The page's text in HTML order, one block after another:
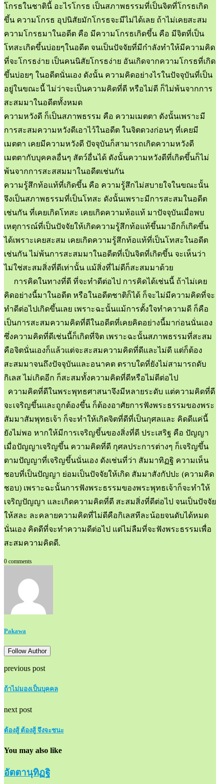
โกรธในชาตินี้ อะไรโกรธ เป็นสภาพธรรมที่เป็นจิตที่โกรธเกิด
ขึ้น ความโกรธ อุปนิสัยมักโกรธจะมีไม่ได้เลย ถ้าไม่เคยสะสม
ความโกรธมาในอดีต คือ มีความโกรธเกิดขึ้น คือ มีจิตที่เป็น
โทสะเกิดขึ้นบ่อยๆในอดีต จนเป็นปัจจัยที่มีกำลังทำให้มีความคิด
ที่จะโกรธง่าย เป็นคนนิสัยโกรธง่าย อันเกิดจากความโกรธที่เกิด
ขึ้นบ่อยๆ ในอดีตนั่นเอง ดังนั้น ความคิดอย่างไรในปัจจุบันที่เป็น
อยู่ในขณะนี้ ไม่ว่าจะเป็นความคิดที่ดี หรือไม่ดี ก็ไม่พ้นจากการ
สะสมมาในอดีตทั้งหมด
ความหวังดี ก็เป็นสภาพธรรม คือ ความเมตตา ดังนั้นเพราะมี
การสะสมความหวังดีเอาไว้ในอดีต ในจิตดวงก่อนๆ ที่เคยมี
เมตตา เคยมีความหวังดี ปัจจุบันก็สามารถเกิดความหวังดี
เมตตากับบุคคลอื่นๆ สัตว์อื่นได้ ดังนั้นความหวังดีที่เกิดขึ้นก็ไม่
พ้นจากการสะสสมมาในอดีตเช่นกัน
ความรู้สึกท้อแท้ที่เกิดขึ้น คือ ความรู้สึกไม่สบายใจในขณะนั้น
จึงเป็นสภาพธรรมที่เป็นโทสะ ดังนั้นเพราะมีการสะสมในอดีต
เช่นกัน ที่เคยเกิดโทสะ เคยเกิดความท้อแท้ มาปัจจุบันเมื่อพบ
เหตุการณ์ที่เป็นปัจจัยให้เกิดความรู้สึกท้อแท้ขึ้นมาอีกก็เกิดขึ้น
ได้เพราะเคยสะสม เคยเกิดความรู้สึกท้อแท้ที่เป็นโทสะในอดีต
เช่นกัน ไม่พ้นการสะสมมาในอดีตที่เป็นจิตที่เกิดขึ้น จะเห็นว่า
ไม่ใช่สะสมสิ่งที่ดีเท่านั้น แม้สิ่งที่ไม่ดีก็สะสมมาด้วย
การคิดในทางที่ดี ที่จะทำดีต่อไป การคิดได้เช่นนี้ ถ้าไม่เคย
คิดอย่างนี้มาในอดีต หรือในอดีตชาติก็ได้ ก็จะไม่มีความคิดที่จะ
ทำดีต่อไปเกิดขึ้นเลย เพราะฉะนั้นแม้การตั้งใจทำความดี ก็คือ
เป็นการสะสมความคิดที่ดีในอดีตที่เคยคิดอย่างนี้มาก่อนนั่นเอง
ซึ่งความคิดที่ดีเช่นนี้ก็เกิดที่จิต เพราะฉะนั้นสภาพธรรมที่สะสม
คือจิตนั่นเองก็แล้วแต่จะสะสมความคิดที่ดีและไม่ดี แต่ก็ต้อง
สะสมมาจนถึงปัจจุบันและอนาคต ตราบใดที่ยังไม่สามารถดับ
กิเลส ไม่เกิดอีก ก็สะสมทั้งความคิดที่ดีหรือไม่ดีต่อไป
ความคิดที่ดีในพระพุทธศาสนาจึงมีหลายระดับ แต่ความคิดที่ดี
จะเจริญขึ้นและถูกต้องขึ้น ก็ต้องอาศัยการฟังพระธรรมของพระ
สัมมาสัมพุทธเจ้า ก็จะทำให้เกิดจิตที่ดีที่เป็นกุศลและ คิดดีแค่นี้
ยังไม่พอ หากให้มีการเจริญขึ้นของสิ่งที่ดี ประเสริฐ คือ ปัญญา
เมื่อปัญญาเจริญขึ้น ความคิดที่ดี กุศลประการต่างๆ ก็เจริญขึ้น
ตามปัญญาที่เจริญขึ้นนั่นเอง ดังเช่นที่ว่า สัมมาทิฏฐิ ความเห็น
ชอบที่เป็นปัญญา ย่อมเป็นปัจจัยให้เกิด สัมมาสังกัปปะ (ความคิด
ชอบ) เพราะฉะนั้นการฟังพระธรรมของพระพุทธเจ้าก็จะทำให้
เจริญปัญญา และเกิดความคิดที่ดี สะสมสิ่งที่ดีต่อไป จนเป็นปัจจัย
ให้สละ ละคลายความคิดที่ไม่ดีคือกิเลสทีละน้อยจนดับได้หมด
นั่นเอง คิดดีที่จะทำความดีต่อไป แต่ไม่ลืมที่จะฟังพระธรรมเพื่อ
สะสมความคิดดี.
0 comments
Pakawa
Follow Author
previous post
ถ้าไม่มองเป็นบุคคล
next post
ต้องสู้ ต้องสู้ จึงจะชนะ
You may also like
อัตตานุทิฏฐิ